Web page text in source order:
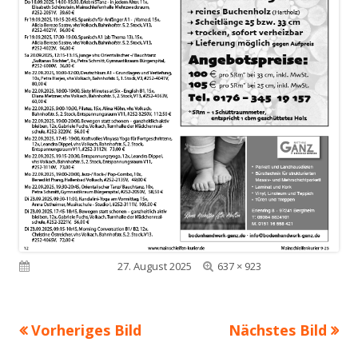
Veröffentlicht am27. August 2025
Volle
637 × 923
Vorheriges Bild Nächstes Bild